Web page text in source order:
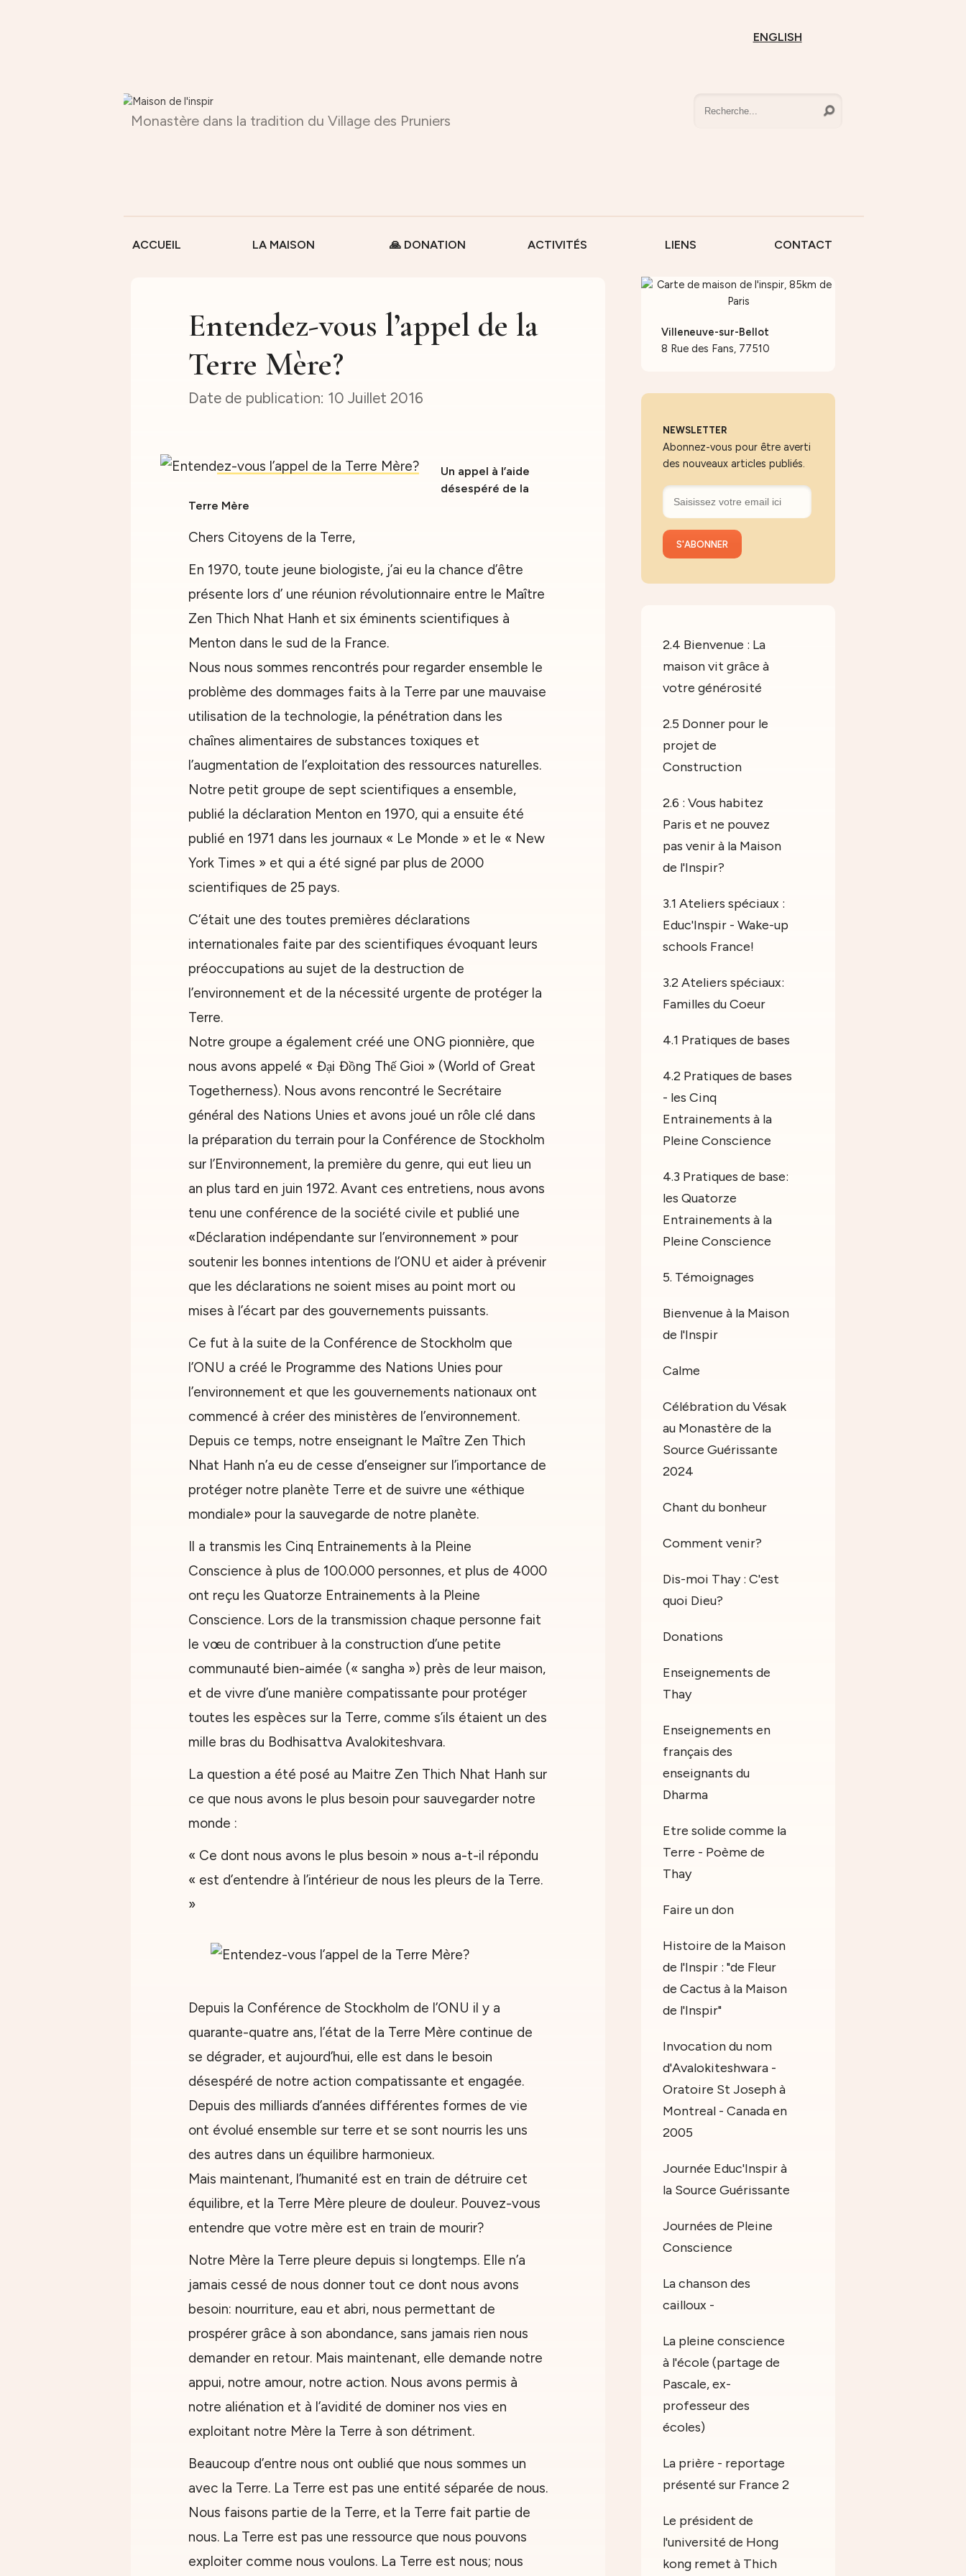
ENGLISH
Monastère dans la tradition du Village des Pruniers
ACCUEIL LA MAISON 🙏 DONATION ACTIVITÉS LIENS CONTACT
Entendez-vous l’appel de la
Terre Mère?
10 Juillet 2016
Un appel à l’aide
désespéré de la
Terre Mère
Chers Citoyens de la Terre,
En 1970, toute jeune biologiste, j’ai eu la chance d’être
présente lors d’ une réunion révolutionnaire entre le Maître
Zen Thich Nhat Hanh et six éminents scientifiques à
Menton dans le sud de la France.
Nous nous sommes rencontrés pour regarder ensemble le
problème des dommages faits à la Terre par une mauvaise
utilisation de la technologie, la pénétration dans les
chaînes alimentaires de substances toxiques et
l’augmentation de l’exploitation des ressources naturelles.
Notre petit groupe de sept scientifiques a ensemble,
publié la déclaration Menton en 1970, qui a ensuite été
publié en 1971 dans les journaux « Le Monde » et le « New
York Times » et qui a été signé par plus de 2000
scientifiques de 25 pays.
C’était une des toutes premières déclarations
internationales faite par des scientifiques évoquant leurs
préoccupations au sujet de la destruction de
l’environnement et de la nécessité urgente de protéger la
Terre.
Notre groupe a également créé une ONG pionnière, que
nous avons appelé « Đại Đồng Thế Gioi » (World of Great
Togetherness). Nous avons rencontré le Secrétaire
général des Nations Unies et avons joué un rôle clé dans
la préparation du terrain pour la Conférence de Stockholm
sur l’Environnement, la première du genre, qui eut lieu un
an plus tard en juin 1972. Avant ces entretiens, nous avons
tenu une conférence de la société civile et publié une
«Déclaration indépendante sur l’environnement » pour
soutenir les bonnes intentions de l’ONU et aider à prévenir
que les déclarations ne soient mises au point mort ou
mises à l’écart par des gouvernements puissants.
Ce fut à la suite de la Conférence de Stockholm que
l’ONU a créé le Programme des Nations Unies pour
l’environnement et que les gouvernements nationaux ont
commencé à créer des ministères de l’environnement.
Depuis ce temps, notre enseignant le Maître Zen Thich
Nhat Hanh n’a eu de cesse d’enseigner sur l’importance de
protéger notre planète Terre et de suivre une «éthique
mondiale» pour la sauvegarde de notre planète.
Il a transmis les Cinq Entrainements à la Pleine
Conscience à plus de 100.000 personnes, et plus de 4000
ont reçu les Quatorze Entrainements à la Pleine
Conscience. Lors de la transmission chaque personne fait
le vœu de contribuer à la construction d’une petite
communauté bien-aimée (« sangha ») près de leur maison,
et de vivre d’une manière compatissante pour protéger
toutes les espèces sur la Terre, comme s’ils étaient un des
mille bras du Bodhisattva Avalokiteshvara.
La question a été posé au Maitre Zen Thich Nhat Hanh sur
ce que nous avons le plus besoin pour sauvegarder notre
monde :
« Ce dont nous avons le plus besoin » nous a-t-il répondu
« est d’entendre à l’intérieur de nous les pleurs de la Terre.
»
Depuis la Conférence de Stockholm de l’ONU il y a
quarante-quatre ans, l’état de la Terre Mère continue de
se dégrader, et aujourd’hui, elle est dans le besoin
désespéré de notre action compatissante et engagée.
Depuis des milliards d’années différentes formes de vie
ont évolué ensemble sur terre et se sont nourris les uns
des autres dans un équilibre harmonieux.
Mais maintenant, l’humanité est en train de détruire cet
équilibre, et la Terre Mère pleure de douleur. Pouvez-vous
entendre que votre mère est en train de mourir?
Notre Mère la Terre pleure depuis si longtemps. Elle n’a
jamais cessé de nous donner tout ce dont nous avons
besoin: nourriture, eau et abri, nous permettant de
prospérer grâce à son abondance, sans jamais rien nous
demander en retour. Mais maintenant, elle demande notre
appui, notre amour, notre action. Nous avons permis à
notre aliénation et à l’avidité de dominer nos vies en
exploitant notre Mère la Terre à son détriment.
Beaucoup d’entre nous ont oublié que nous sommes un
avec la Terre. La Terre est pas une entité séparée de nous.
Nous faisons partie de la Terre, et la Terre fait partie de
nous. La Terre est pas une ressource que nous pouvons
exploiter comme nous voulons. La Terre est nous; nous
Villeneuve-sur-Bellot
8 Rue des Fans, 77510
NEWSLETTER
Abonnez-vous pour être averti
des nouveaux articles publiés.
2.4 Bienvenue : La
maison vit grâce à
votre générosité
2.5 Donner pour le
projet de
Construction
2.6 : Vous habitez
Paris et ne pouvez
pas venir à la Maison
de l'Inspir?
3.1 Ateliers spéciaux :
Educ'Inspir - Wake-up
schools France!
3.2 Ateliers spéciaux:
Familles du Coeur
4.1 Pratiques de bases
4.2 Pratiques de bases
- les Cinq
Entrainements à la
Pleine Conscience
4.3 Pratiques de base:
les Quatorze
Entrainements à la
Pleine Conscience
5. Témoignages
Bienvenue à la Maison
de l'Inspir
Calme
Célébration du Vésak
au Monastère de la
Source Guérissante
2024
Chant du bonheur
Comment venir?
Dis-moi Thay : C'est
quoi Dieu?
Donations
Enseignements de
Thay
Enseignements en
français des
enseignants du
Dharma
Etre solide comme la
Terre - Poème de
Thay
Faire un don
Histoire de la Maison
de l'Inspir : "de Fleur
de Cactus à la Maison
de l'Inspir"
Invocation du nom
d'Avalokiteshwara -
Oratoire St Joseph à
Montreal - Canada en
2005
Journée Educ'Inspir à
la Source Guérissante
Journées de Pleine
Conscience
La chanson des
cailloux -
La pleine conscience
à l'école (partage de
Pascale, ex-
professeur des
écoles)
La prière - reportage
présenté sur France 2
Le président de
l'université de Hong
kong remet à Thich